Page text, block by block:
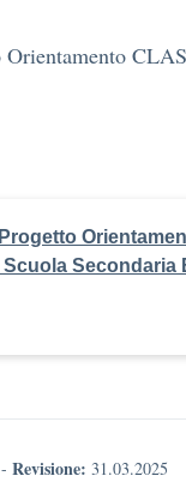
Scuola Secondaria
- Revisione: 31.03.2025